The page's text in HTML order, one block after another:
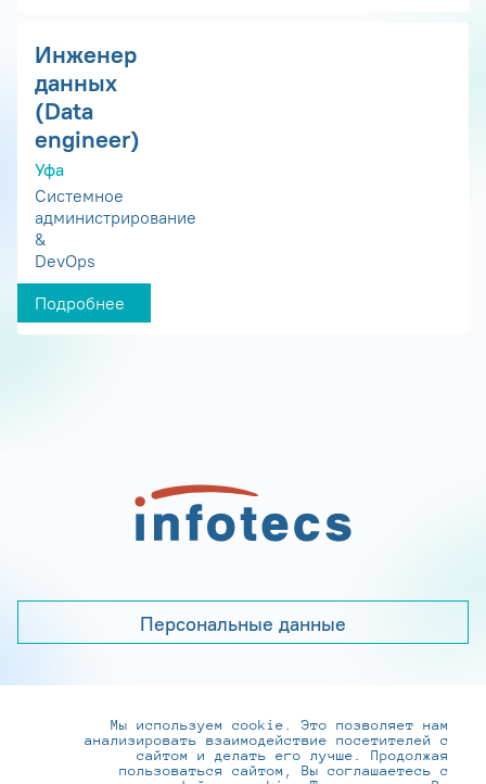
Инженер
данных
(Data
engineer)
Уфа
Системное
администрирование
&
DevOps
Подробнее
Персональные данные
+7 (495) 737-6192, 8-800-250-0-260
practice@infotecs.ru,hr@infotecs.ru
Мы используем cookie. Это позволяет нам
анализировать взаимодействие посетителей с
сайтом и делать его лучше. Продолжая
пользоваться сайтом, Вы соглашаетесь с